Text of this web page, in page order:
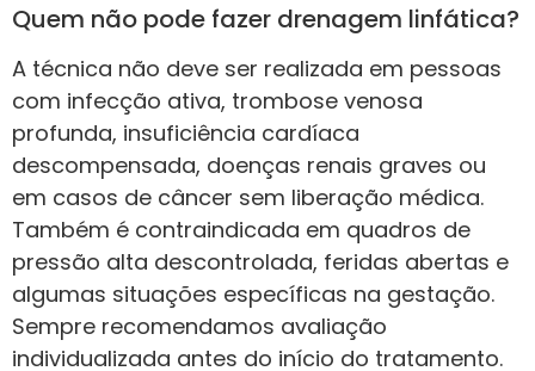
Quem não pode fazer drenagem linfática?
A técnica não deve ser realizada em pessoas
com infecção ativa, trombose venosa
profunda, insuficiência cardíaca
descompensada, doenças renais graves ou
em casos de câncer sem liberação médica.
Também é contraindicada em quadros de
pressão alta descontrolada, feridas abertas e
algumas situações específicas na gestação.
Sempre recomendamos avaliação
individualizada antes do início do tratamento.